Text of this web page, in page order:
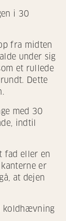
i 30
fra midten
under sig
et rullede
Dette
med 30
indtil
fad eller en
er
at dejen
koldhævning